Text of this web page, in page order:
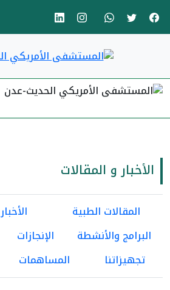
الأخبار و المقالات
المقالات الطبية الأخبار
البرامج والأنشطة
الإنجازات
تجهيزاتنا
المساهمات